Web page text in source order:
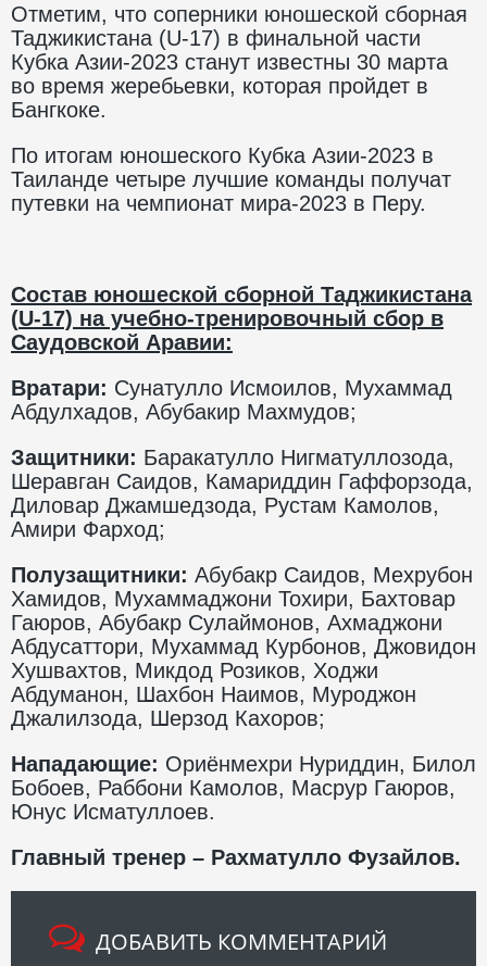
Отметим, что соперники юношеской сборная
Таджикистана (U-17) в финальной части
Кубка Азии-2023 станут известны 30 марта
во время жеребьевки, которая пройдет в
Бангкоке.
По итогам юношеского Кубка Азии-2023 в
Таиланде четыре лучшие команды получат
путевки на чемпионат мира-2023 в Перу.
Состав юношеской сборной Таджикистана
(U-17) на учебно-тренировочный сбор в
Саудовской Аравии:
Вратари: Сунатулло Исмоилов, Мухаммад
Абдулхадов, Абубакир Махмудов;
Защитники: Баракатулло Нигматуллозода,
Шеравган Саидов, Камариддин Гаффорзода,
Диловар Джамшедзода, Рустам Камолов,
Амири Фарход;
Полузащитники: Абубакр Саидов, Мехрубон
Хамидов, Мухаммаджони Тохири, Бахтовар
Гаюров, Абубакр Сулаймонов, Ахмаджони
Абдусаттори, Мухаммад Курбонов, Джовидон
Хушвахтов, Микдод Розиков, Ходжи
Абдуманон, Шахбон Наимов, Муроджон
Джалилзода, Шерзод Кахоров;
Нападающие: Ориёнмехри Нуриддин, Билол
Бобоев, Раббони Камолов, Масрур Гаюров,
Юнус Исматуллоев.
Главный тренер – Рахматулло Фузайлов.
ДОБАВИТЬ КОММЕНТАРИЙ